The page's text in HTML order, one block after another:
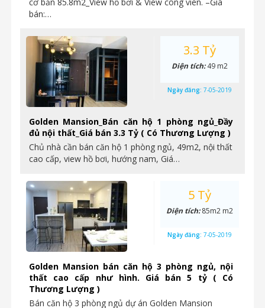
bán:…
Golden Mansion_Bán căn hộ 1 phòng ngủ_Đầy
đủ nội thất_Giá bán 3.3 Tỷ ( Có Thương Lượng )
Chủ nhà cần bán căn hộ 1 phòng ngủ, 49m2, nội thất
cao cấp, view hồ bơi, hướng nam, Giá…
3.3 Tỷ
Diện tích:49 m2
Ngày đăng: 7-05-2019
Golden Mansion bán căn hộ 3 phòng ngủ, nội
thất cao cấp như hình. Giá bán 5 tỷ ( Có
Thương Lượng )
Bán căn hộ 3 phòng ngủ dự án Golden Mansion
5 Tỷ
Diện tích:85m2 m2
Ngày đăng: 7-05-2019